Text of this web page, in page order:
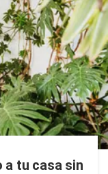
tu casa sin